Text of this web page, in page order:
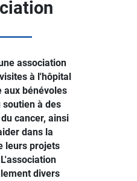
association
à l'hôpital
aux bénévoles
à des
cancer, ainsi
dans la
leurs projets
divers